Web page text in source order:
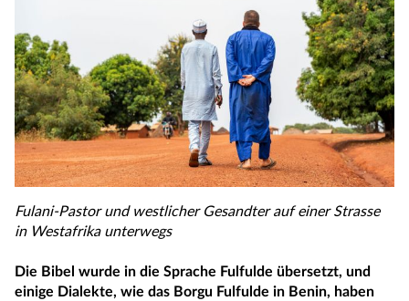
Fulani-Pastor und westlicher Gesandter auf einer Strasse
in Westafrika unterwegs
Die Bibel wurde in die Sprache Fulfulde übersetzt, und
einige Dialekte, wie das Borgu Fulfulde in Benin, haben